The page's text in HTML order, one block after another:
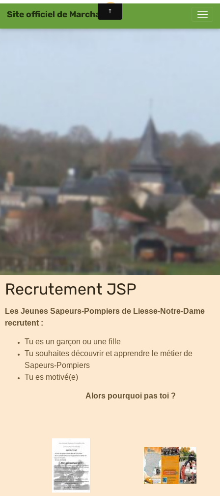
Site officiel de Marchais
Recrutement JSP
Les Jeunes Sapeurs-Pompiers de Liesse-Notre-Dame
recrutent :
Tu es un garçon ou une fille
Tu souhaites découvrir et apprendre le métier de
Sapeurs-Pompiers
Tu es motivé(e)
Alors pourquoi pas toi ?